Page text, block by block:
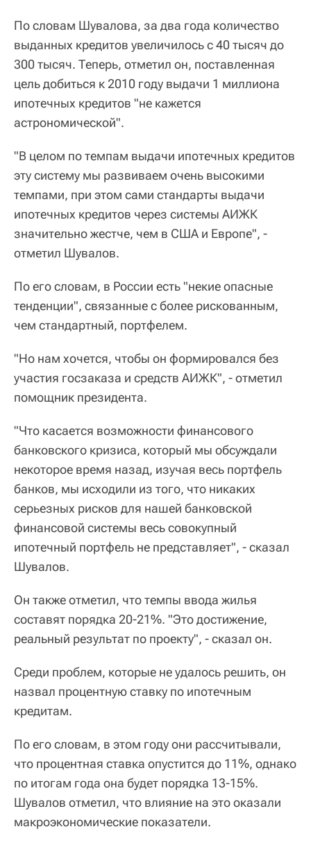
По словам Шувалова, за два года количество
выданных кредитов увеличилось с 40 тысяч до
300 тысяч. Теперь, отметил он, поставленная
цель добиться к 2010 году выдачи 1 миллиона
ипотечных кредитов "не кажется
астрономической".
"В целом по темпам выдачи ипотечных кредитов
эту систему мы развиваем очень высокими
темпами, при этом сами стандарты выдачи
ипотечных кредитов через системы АИЖК
значительно жестче, чем в США и Европе", -
отметил Шувалов.
По его словам, в России есть "некие опасные
тенденции", связанные с более рискованным,
чем стандартный, портфелем.
"Но нам хочется, чтобы он формировался без
участия госзаказа и средств АИЖК", - отметил
помощник президента.
"Что касается возможности финансового
банковского кризиса, который мы обсуждали
некоторое время назад, изучая весь портфель
банков, мы исходили из того, что никаких
серьезных рисков для нашей банковской
финансовой системы весь совокупный
ипотечный портфель не представляет", - сказал
Шувалов.
Он также отметил, что темпы ввода жилья
составят порядка 20-21%. "Это достижение,
реальный результат по проекту", - сказал он.
Среди проблем, которые не удалось решить, он
назвал процентную ставку по ипотечным
кредитам.
По его словам, в этом году они рассчитывали,
что процентная ставка опустится до 11%, однако
по итогам года она будет порядка 13-15%.
Шувалов отметил, что влияние на это оказали
макроэкономические показатели.